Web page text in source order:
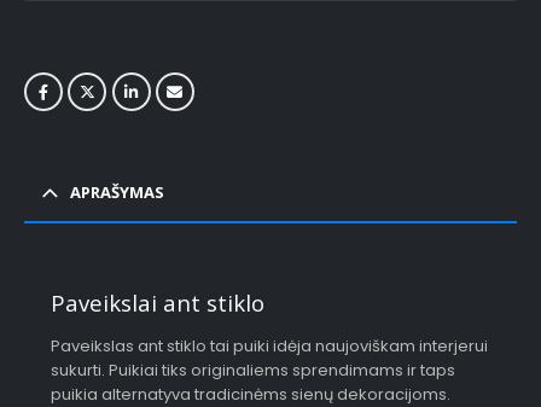
APRAŠYMAS
Paveikslai ant stiklo
Paveikslas ant stiklo tai puiki idėja naujoviškam interjerui
sukurti. Puikiai tiks originaliems sprendimams ir taps
puikia alternatyva tradicinėms sienų dekoracijoms.